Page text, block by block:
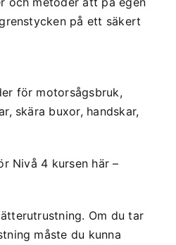
på ett säkert
för motorsågsbruk,
skära buxor, handskar,
Nivå 4 kursen här –
Om du tar
måste du kunna